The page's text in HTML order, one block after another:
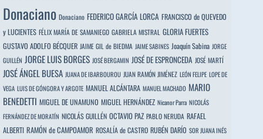
Donaciano Donaciano FEDERICO GARCÍA LORCA FRANCISCO de QUEVEDO
y LUCIENTES FÉLIX MARÍA DE SAMANIEGO GABRIELA MISTRAL GLORIA FUERTES
GUSTAVO ADOLFO BÉCQUER JAIME GIL de BIEDMA JAIME SABINES Joaquín Sabina JORGE
GUILLÉN JORGE LUIS BORGES JOSÉ BERGAMIN JOSÉ DE ESPRONCEDA JOSÉ MARTÍ
JOSÉ ÁNGEL BUESA JUANA DE IBARBOUROU JUAN RAMÓN JIMÉNEZ LEÓN FELIPE LOPE DE
VEGA LUIS DE GÓNGORA Y ARGOTE MANUEL ALCÁNTARA MANUEL MACHADO MARIO
BENEDETTI MIGUEL DE UNAMUNO MIGUEL HERNÁNDEZ Nicanor Parra NICOLÁS
FERNÁNDEZ DE MORATÍN NICOLÁS GUILLÉN OCTAVIO PAZ PABLO NERUDA RAFAEL
ALBERTI RAMÓN de CAMPOAMOR ROSALÍA de CASTRO RUBÉN DARÍO SOR JUANA INÉS